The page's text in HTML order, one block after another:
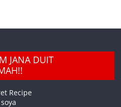
JANA DUIT
Recipe